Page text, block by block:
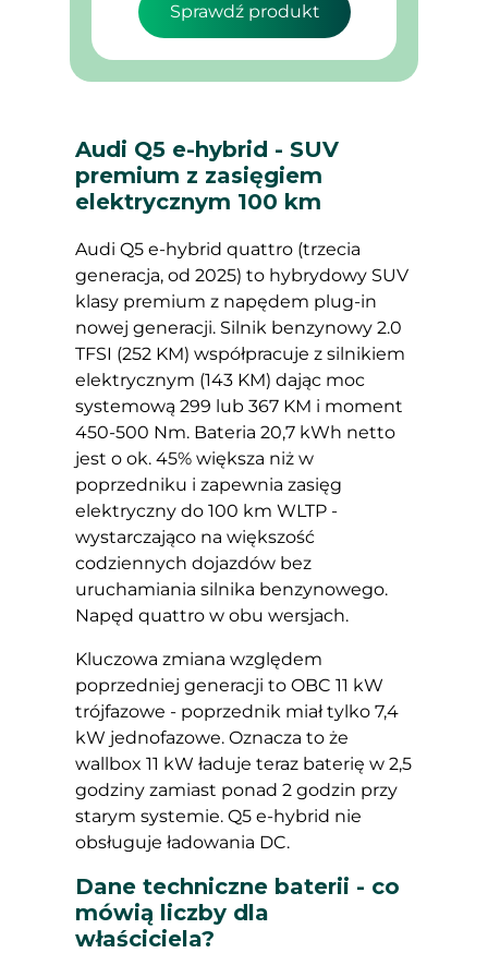
Audi Q5 e-hybrid - SUV
premium z zasięgiem
elektrycznym 100 km
Audi Q5 e-hybrid quattro (trzecia
generacja, od 2025) to hybrydowy SUV
klasy premium z napędem plug-in
nowej generacji. Silnik benzynowy 2.0
TFSI (252 KM) współpracuje z silnikiem
elektrycznym (143 KM) dając moc
systemową 299 lub 367 KM i moment
450-500 Nm. Bateria 20,7 kWh netto
jest o ok. 45% większa niż w
poprzedniku i zapewnia zasięg
elektryczny do 100 km WLTP -
wystarczająco na większość
codziennych dojazdów bez
uruchamiania silnika benzynowego.
Napęd quattro w obu wersjach.
Kluczowa zmiana względem
poprzedniej generacji to OBC 11 kW
trójfazowe - poprzednik miał tylko 7,4
kW jednofazowe. Oznacza to że
wallbox 11 kW ładuje teraz baterię w 2,5
godziny zamiast ponad 2 godzin przy
starym systemie. Q5 e-hybrid nie
obsługuje ładowania DC.
Dane techniczne baterii - co
mówią liczby dla
właściciela?
Sprawdź produkt